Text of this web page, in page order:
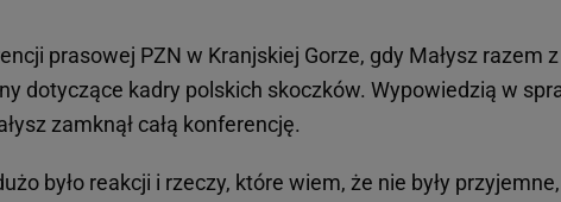
prasowej PZN w Kranjskiej Gorze, gdy Małysz razem z
dotyczące kadry polskich skoczków. Wypowiedzią w
zamknął całą konferencję.
było reakcji i rzeczy, które wiem, że nie były przyjemne,